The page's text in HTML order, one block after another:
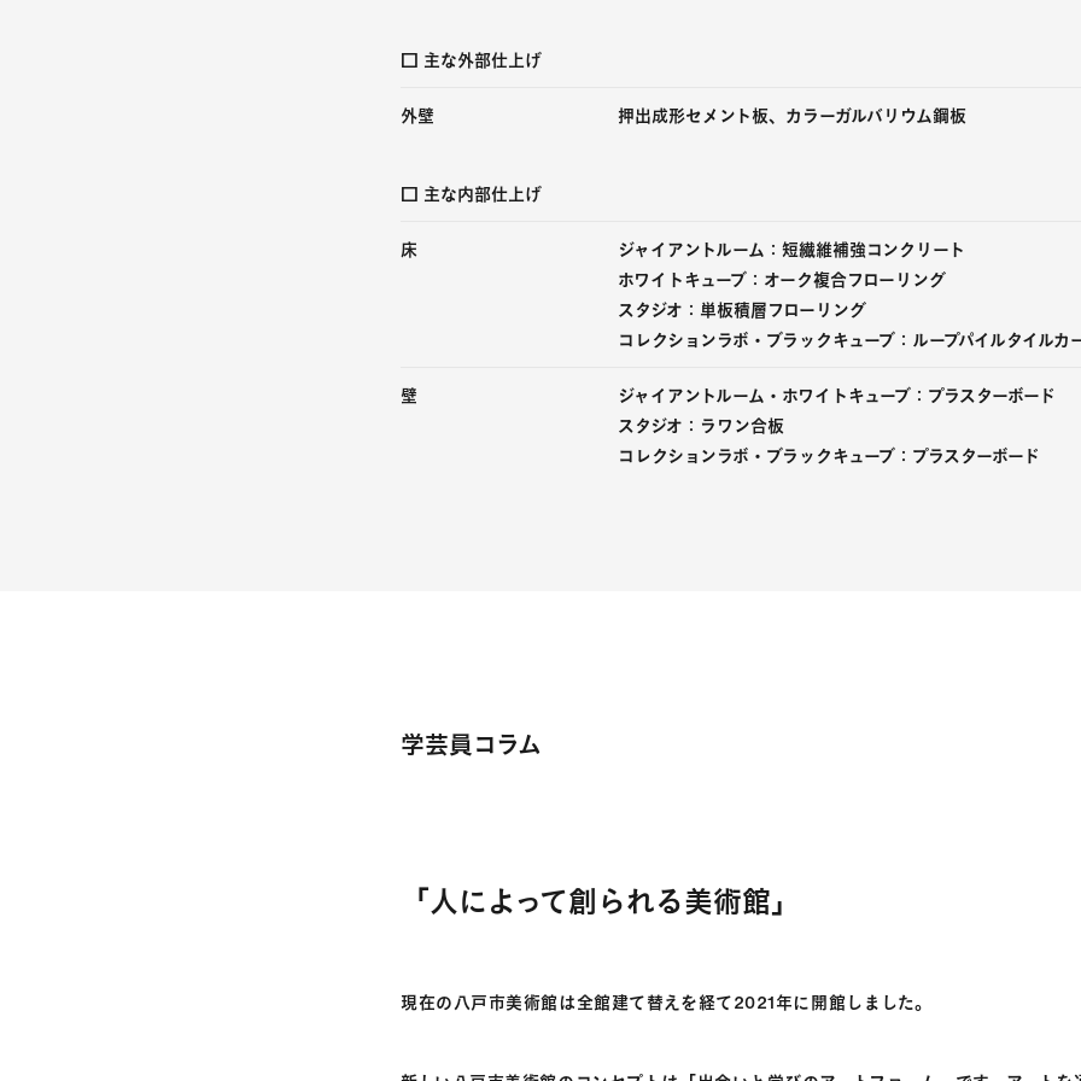
□ 主な外部仕上げ
外壁 押出成形セメント板、カラーガルバリウム鋼板
□ 主な内部仕上げ
床
ジャイアントルーム：短繊維補強コンクリート
ホワイトキューブ：オーク複合フローリング
スタジオ：単板積層フローリング
コレクションラボ・ブラックキューブ：ループパイルタイルカ
壁
ジャイアントルーム・ホワイトキューブ：プラスターボード
スタジオ：ラワン合板
コレクションラボ・ブラックキューブ：プラスターボード
学芸員コラム
「人によって創られる美術館」
現在の八戸市美術館は全館建て替えを経て2021年に開館しました。